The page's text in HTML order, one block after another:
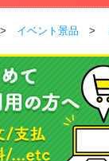
イベント景品 >